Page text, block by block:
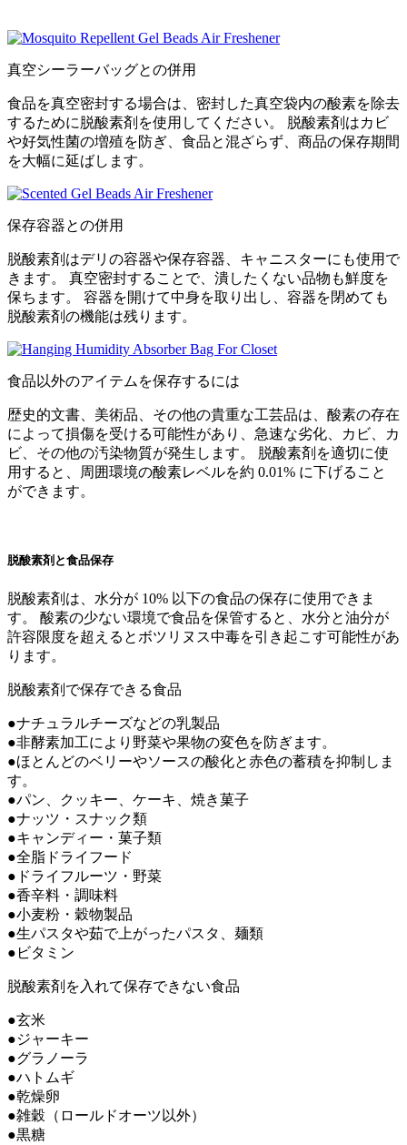
真空シーラーバッグとの併用
食品を真空密封する場合は、密封した真空袋内の酸素を除去
するために脱酸素剤を使用してください。 脱酸素剤はカビ
や好気性菌の増殖を防ぎ、食品と混ざらず、商品の保存期間
を大幅に延ばします。
保存容器との併用
脱酸素剤はデリの容器や保存容器、キャニスターにも使用で
きます。 真空密封することで、潰したくない品物も鮮度を
保ちます。 容器を開けて中身を取り出し、容器を閉めても
脱酸素剤の機能は残ります。
食品以外のアイテムを保存するには
歴史的文書、美術品、その他の貴重な工芸品は、酸素の存在
によって損傷を受ける可能性があり、急速な劣化、カビ、カ
ビ、その他の汚染物質が発生します。 脱酸素剤を適切に使
用すると、周囲環境の酸素レベルを約 0.01% に下げること
ができます。
脱酸素剤と食品保存
脱酸素剤は、水分が 10% 以下の食品の保存に使用できま
す。 酸素の少ない環境で食品を保管すると、水分と油分が
許容限度を超えるとボツリヌス中毒を引き起こす可能性があ
ります。
脱酸素剤で保存できる食品
●ナチュラルチーズなどの乳製品
●非酵素加工により野菜や果物の変色を防ぎます。
●ほとんどのベリーやソースの酸化と赤色の蓄積を抑制しま
す。
●パン、クッキー、ケーキ、焼き菓子
●ナッツ・スナック類
●キャンディー・菓子類
●全脂ドライフード
●ドライフルーツ・野菜
●香辛料・調味料
●小麦粉・穀物製品
●生パスタや茹で上がったパスタ、麺類
●ビタミン
脱酸素剤を入れて保存できない食品
●玄米
●ジャーキー
●グラノーラ
●ハトムギ
●乾燥卵
●雑穀（ロールドオーツ以外）
●黒糖